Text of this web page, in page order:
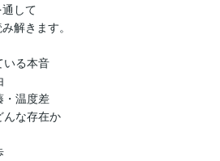
して
解きます。
る本音
温度差
な存在か